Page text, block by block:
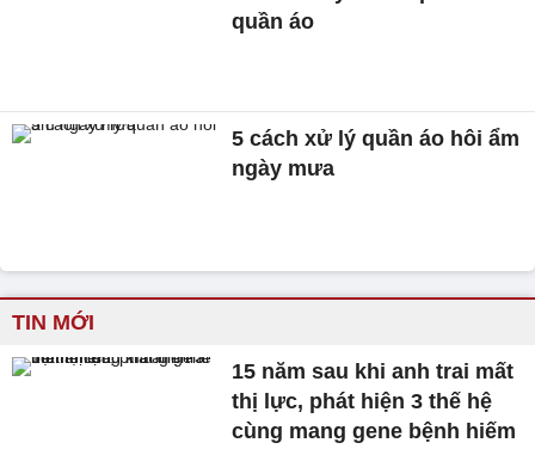
quần áo
5 cách xử lý quần áo hôi ẩm
ngày mưa
TIN MỚI
15 năm sau khi anh trai mất
thị lực, phát hiện 3 thế hệ
cùng mang gene bệnh hiếm